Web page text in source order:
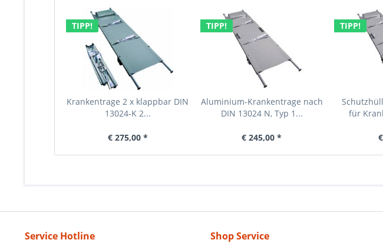
TIPP!
Krankentrage 2 x klappbar DIN
13024-K 2...
€ 275,00 *
TIPP!
Aluminium-Krankentrage nach
DIN 13024 N, Typ 1...
€ 245,00 *
TIPP!
für
Service Hotline Shop Service